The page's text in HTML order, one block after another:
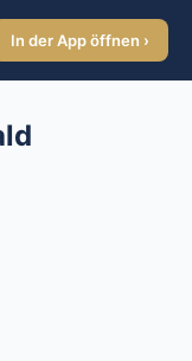
In der App öffnen ›